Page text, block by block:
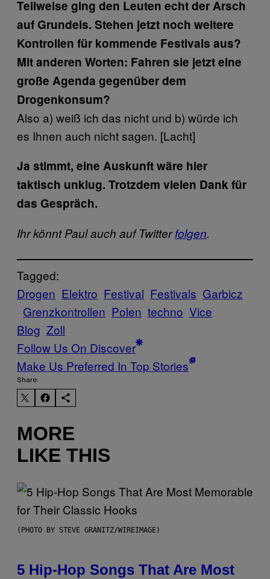
Teilweise ging den Leuten echt der Arsch
auf Grundeis. Stehen jetzt noch weitere
Kontrollen für kommende Festivals aus?
Mit anderen Worten: Fahren sie jetzt eine
große Agenda gegenüber dem
Drogenkonsum?
Also a) weiß ich das nicht und b) würde ich
es Ihnen auch nicht sagen. [Lacht]
Ja stimmt, eine Auskunft wäre hier
taktisch unklug. Trotzdem vielen Dank für
das Gespräch.
Ihr könnt Paul auch auf Twitterfolgen.
Tagged:
Drogen Elektro Festival Festivals Garbicz
Grenzkontrollen Polen techno Vice
Blog Zoll
Follow Us On Discover
Make Us Preferred In Top Stories
Share:
MORE
LIKE THIS
(PHOTO BY STEVE GRANITZ/WIREIMAGE)
5 Hip-Hop Songs That Are Most